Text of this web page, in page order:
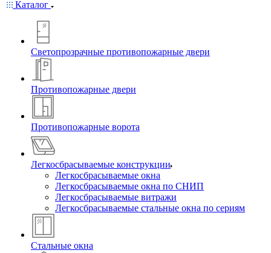
Каталог
Светопрозрачные противопожарные двери
Противопожарные двери
Противопожарные ворота
Легкосбрасываемые конструкции
Легкосбрасываемые окна
Легкосбрасываемые окна по СНИП
Легкосбрасываемые витражи
Легкосбрасываемые стальные окна по сериям
Стальные окна